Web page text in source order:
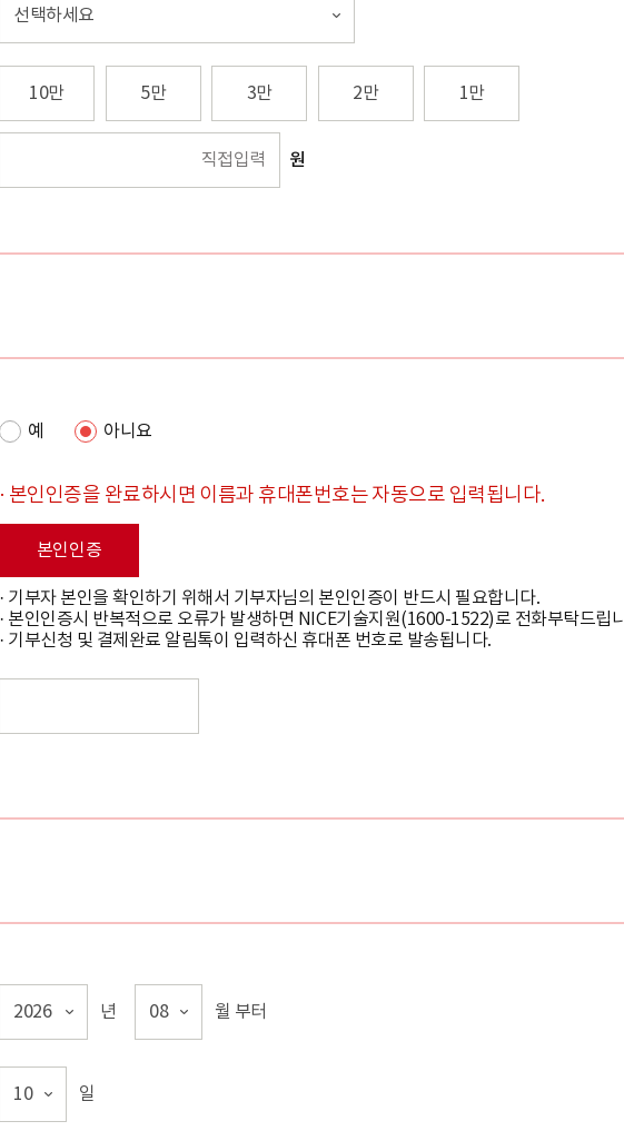
선택하세요
10만 5만 3만 2만 1만
원
예 아니요
· 본인인증을 완료하시면 이름과 휴대폰번호는 자동으로 입력됩니다.
본인인증
· 기부자 본인을 확인하기 위해서 기부자님의 본인인증이 반드시 필요합니다.
· 본인인증시 반복적으로 오류가 발생하면 NICE기술지원(1600-1522)로 전화부탁드립
· 기부신청 및 결제완료 알림톡이 입력하신 휴대폰 번호로 발송됩니다.
2026 년 08 월 부터
10 일